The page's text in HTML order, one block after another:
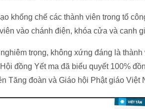
khống chế các thành viên trong tổ
vào chánh điện, khóa cửa và canh
trọng, không xứng đáng là
đồng Yết ma đã biểu quyết 100%
Tăng đoàn và Giáo hội Phật giáo Việt